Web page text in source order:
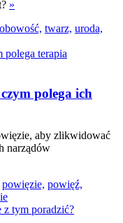
»
twarz, uroda,
polega ich
aby zlikwidować
narządów
powięzie, powięź,